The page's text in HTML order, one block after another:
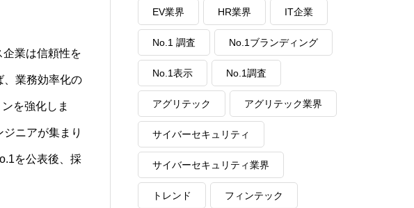
業は信頼性を
、業務効率化の
を強化しま
ニアが集まり
を公表後、採
EV業界 HR業界 IT企業
No.1 調査 No.1ブランディング
No.1表示 No.1調査
アグリテック アグリテック業界
サイバーセキュリティ
サイバーセキュリティ業界
トレンド フィンテック